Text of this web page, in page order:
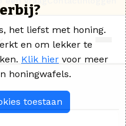
het liefst met honing.
en om lekker te
Klik hier voor meer
honingwafels.
toestaan